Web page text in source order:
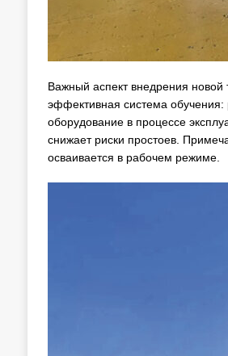
Важный аспект внедрения новой
эффективная система обучения:
оборудование в процессе
снижает риски простоев.
осваивается в рабочем режиме.